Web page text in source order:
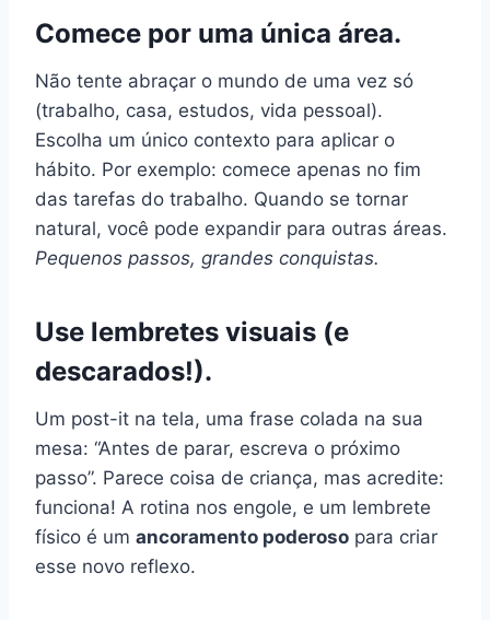
Comece por uma única área.
Não tente abraçar o mundo de uma vez só
(trabalho, casa, estudos, vida pessoal).
Escolha um único contexto para aplicar o
hábito. Por exemplo: comece apenas no fim
das tarefas do trabalho. Quando se tornar
natural, você pode expandir para outras áreas.
Pequenos passos, grandes conquistas.
Use lembretes visuais (e
descarados!).
Um post-it na tela, uma frase colada na sua
mesa: “Antes de parar, escreva o próximo
passo”. Parece coisa de criança, mas acredite:
funciona! A rotina nos engole, e um lembrete
físico é um ancoramento poderoso para criar
esse novo reflexo.